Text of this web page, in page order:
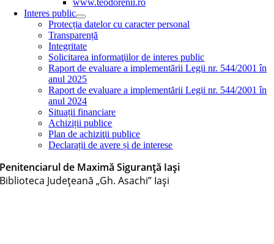
www.teodorenii.ro
Interes public
Protecția datelor cu caracter personal
Transparență
Integritate
Solicitarea informaţiilor de interes public
Raport de evaluare a implementării Legii nr. 544/2001 în
anul 2025
Raport de evaluare a implementării Legii nr. 544/2001 în
anul 2024
Situații financiare
Achiziții publice
Plan de achiziţii publice
Declarații de avere și de interese
Penitenciarul de Maximă Siguranţă Iași
Biblioteca Judeţeană „Gh. Asachi” Iaşi